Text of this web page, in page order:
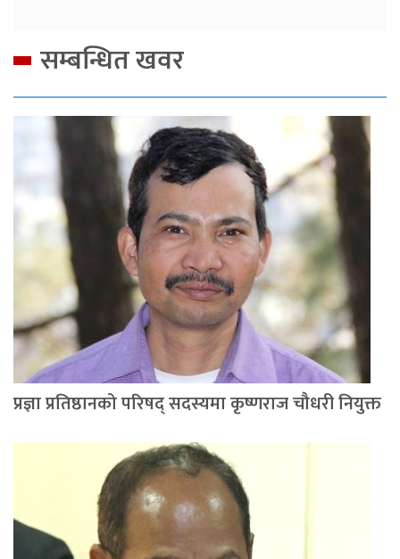
सम्बन्धित खवर
प्रज्ञा प्रतिष्ठानको परिषद् सदस्यमा कृष्णराज चौधरी नियुक्त